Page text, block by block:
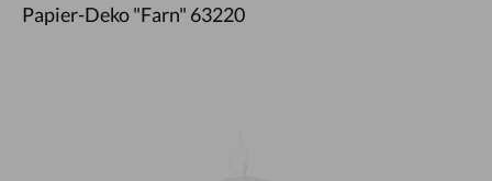
Papier-Deko "Farn" 63220